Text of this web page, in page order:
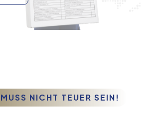
NICHT TEUER SEIN!